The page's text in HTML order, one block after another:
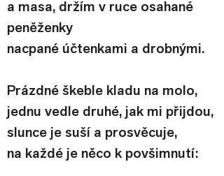
a masa, držím v ruce osahané
peněženky
nacpané účtenkami a drobnými.
Prázdné škeble kladu na molo,
jednu vedle druhé, jak mi přijdou,
slunce je suší a prosvěcuje,
na každé je něco k povšimnutí: